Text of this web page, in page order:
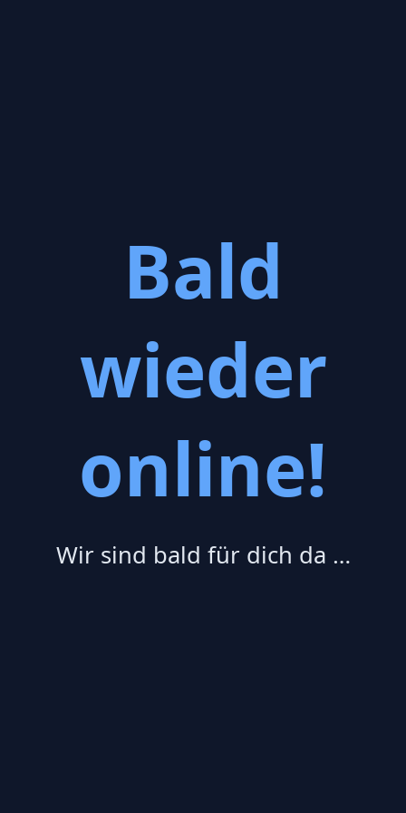
Bald
wieder
online!
Wir sind bald für dich da …